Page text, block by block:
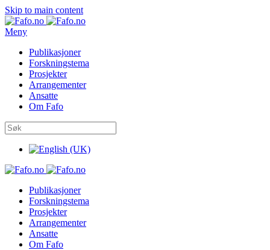
Skip to main content
Meny
Publikasjoner
Forskningstema
Prosjekter
Arrangementer
Ansatte
Om Fafo
Publikasjoner
Forskningstema
Prosjekter
Arrangementer
Ansatte
Om Fafo